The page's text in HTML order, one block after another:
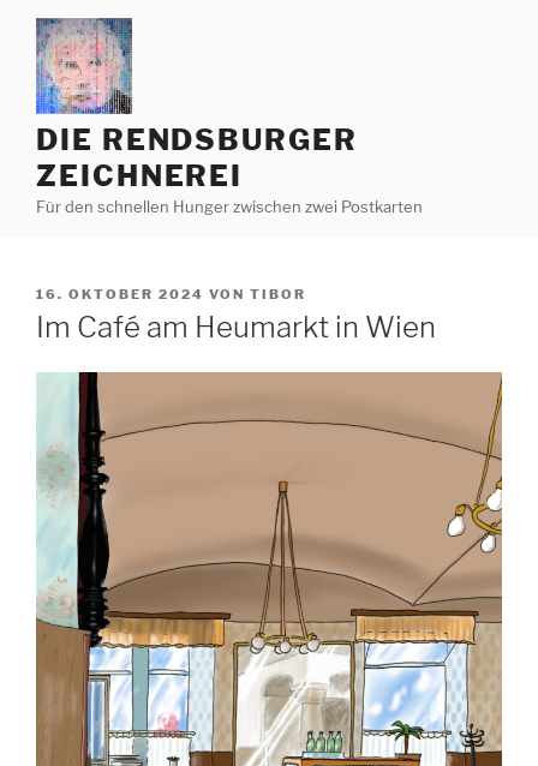
Zum
Inhalt
springen
DIE RENDSBURGER
ZEICHNEREI
Für den schnellen Hunger zwischen zwei Postkarten
VERÖFFENTLICHT
AM
16. OKTOBER 2024 VON TIBOR
Im Café am Heumarkt in Wien